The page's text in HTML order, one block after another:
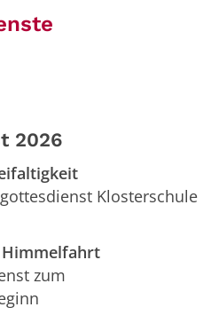
2026
Klosterschule
zum